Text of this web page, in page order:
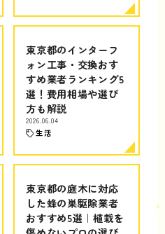
東京都のインターフ
ォン工事・交換おす
すめ業者ランキング5
選！費用相場や選び
方も解説
2026.06.04
生活
東京都の庭木に対応
した蜂の巣駆除業者
おすすめ5選｜植栽を